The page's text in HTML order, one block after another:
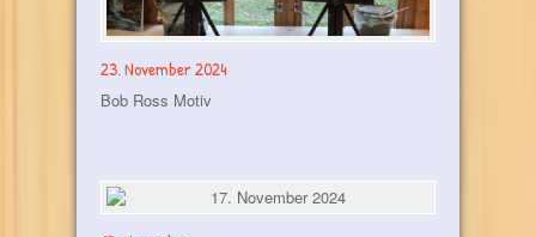
23. November 2024
Bob Ross Motiv